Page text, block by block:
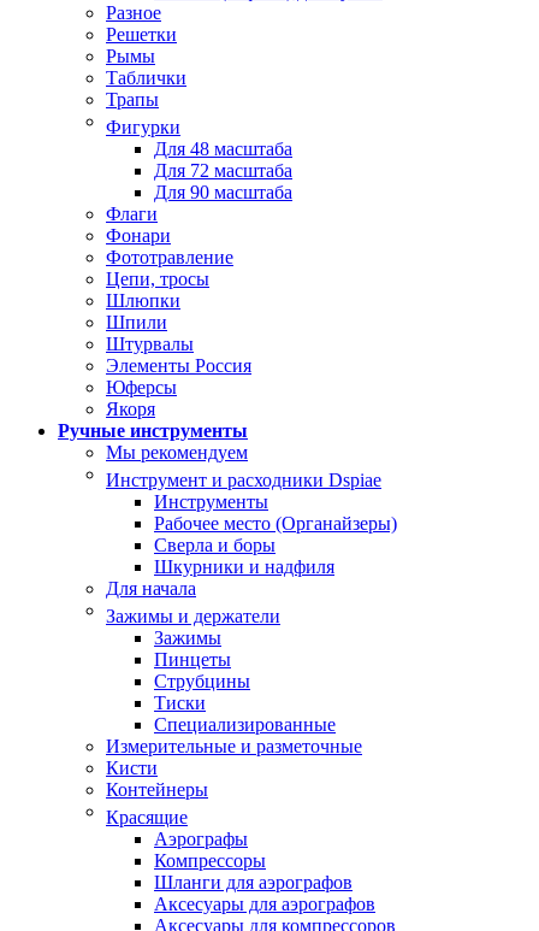
Разное
Решетки
Рымы
Таблички
Трапы
Фигурки
Для 48 масштаба
Для 72 масштаба
Для 90 масштаба
Флаги
Фонари
Фототравление
Цепи, тросы
Шлюпки
Шпили
Штурвалы
Элементы Россия
Юферсы
Якоря
Ручные инструменты
Мы рекомендуем
Инструмент и расходники Dspiae
Инструменты
Рабочее место (Органайзеры)
Сверла и боры
Шкурники и надфиля
Для начала
Зажимы и держатели
Зажимы
Пинцеты
Струбцины
Тиски
Специализированные
Измерительные и разметочные
Кисти
Контейнеры
Красящие
Аэрографы
Компрессоры
Шланги для аэрографов
Аксесуары для аэрографов
Аксесуары для компрессоров